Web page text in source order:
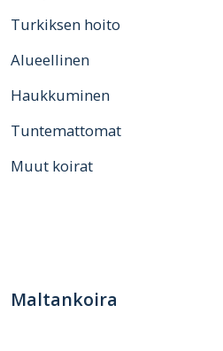
Turkiksen hoito
Alueellinen
Haukkuminen
Tuntemattomat
Muut koirat
Maltankoira